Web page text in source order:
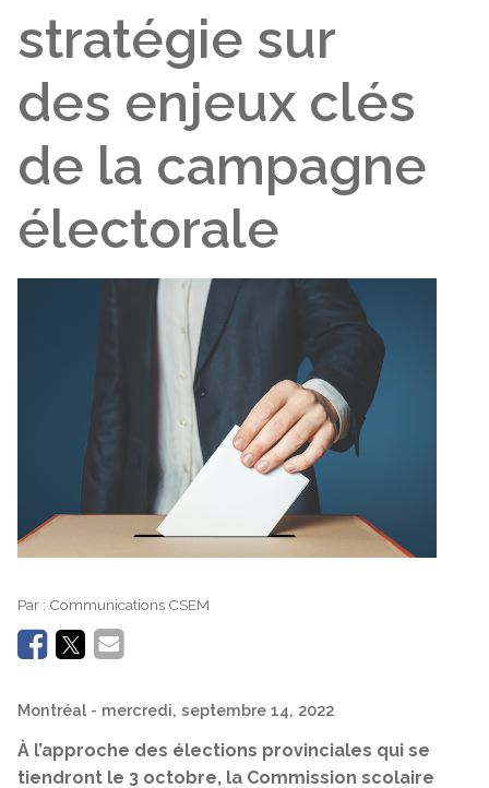
stratégie sur
des enjeux clés
de la campagne
électorale
Par : Communications CSEM
Montréal - mercredi, septembre 14, 2022
À l’approche des élections provinciales qui se
tiendront le 3 octobre, la Commission scolaire